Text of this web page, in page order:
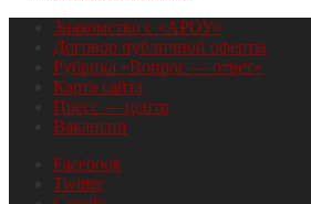
Знакомство с «АРОУ»
Договор публичной оферты
Рубрика «Вопрос — ответ»
Карта сайта
Пресс — центр
Вакансии
Facebook
Twitter